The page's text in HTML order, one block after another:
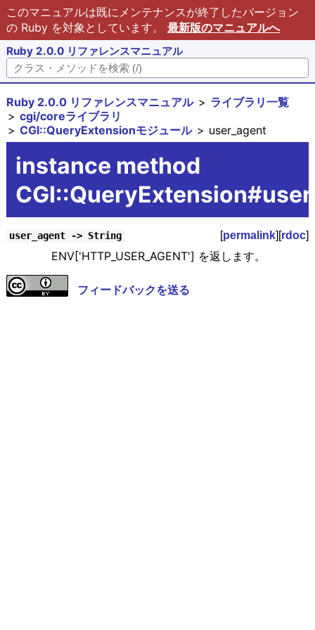
このマニュアルは既にメンテナンスが終了したバージョン
の Ruby を対象としています。 最新版のマニュアルへ
Ruby 2.0.0 リファレンスマニュアル
Ruby 2.0.0 リファレンスマニュアル
ライブラリ一覧
cgi/coreライブラリ
CGI::QueryExtensionモジュール
user_agent
instance method
user_agent -> String [permalink][rdoc]
ENV['HTTP_USER_AGENT'] を返します。
フィードバックを送る